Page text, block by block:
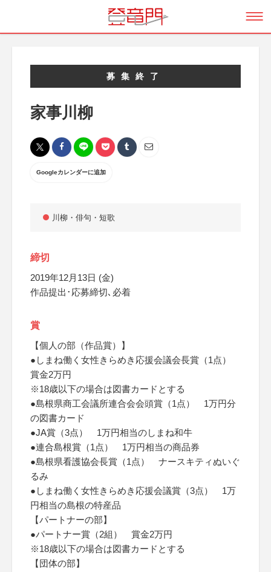
募集終了
家事川柳
Googleカレンダーに追加
川柳・俳句・短歌
締切
2019年12月13日 (金)
作品提出･応募締切､必着
賞
【個人の部（作品賞）】
●しまね働く女性きらめき応援会議会長賞（1点）
賞金2万円
※18歳以下の場合は図書カードとする
●島根県商工会議所連合会会頭賞（1点） 1万円分
の図書カード
●JA賞（3点） 1万円相当のしまね和牛
●連合島根賞（1点） 1万円相当の商品券
●島根県看護協会長賞（1点） ナースキティぬいぐ
るみ
●しまね働く女性きらめき応援会議賞（3点） 1万
円相当の島根の特産品
【パートナーの部】
●パートナー賞（2組） 賞金2万円
※18歳以下の場合は図書カードとする
【団体の部】